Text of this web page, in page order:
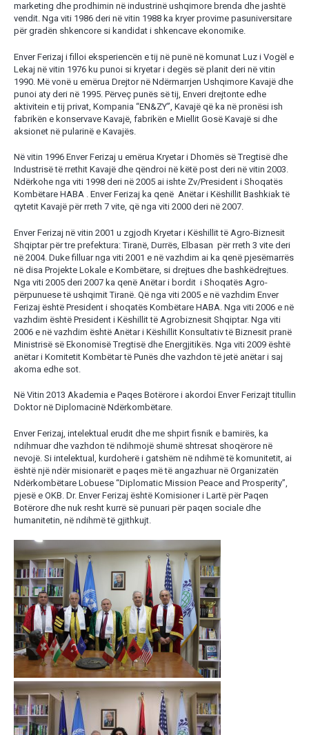
marketing dhe prodhimin në industrinë ushqimore brenda dhe jashtë
vendit. Nga viti 1986 deri në vitin 1988 ka kryer provime pasuniversitare
për gradën shkencore si kandidat i shkencave ekonomike.
Enver Ferizaj i filloi eksperiencën e tij në punë në komunat Luz i Vogël e
Lekaj në vitin 1976 ku punoi si kryetar i degës së planit deri në vitin
1990. Më vonë u emërua Drejtor në Ndërmarrjen Ushqimore Kavajë dhe
punoi aty deri në 1995. Përveç punës së tij, Enveri drejtonte edhe
aktivitein e tij privat, Kompania “EN&ZY”, Kavajë që ka në pronësi ish
fabrikën e konservave Kavajë, fabrikën e Miellit Gosë Kavajë si dhe
aksionet në pularinë e Kavajës.
Në vitin 1996 Enver Ferizaj u emërua Kryetar i Dhomës së Tregtisë dhe
Industrisë të rrethit Kavajë dhe qëndroi në këtë post deri në vitin 2003.
Ndërkohe nga viti 1998 deri në 2005 ai ishte Zv/President i Shoqatës
Kombëtare HABA . Enver Ferizaj ka qenë Anëtar i Këshillit Bashkiak të
qytetit Kavajë për rreth 7 vite, që nga viti 2000 deri në 2007.
Enver Ferizaj në vitin 2001 u zgjodh Kryetar i Këshillit të Agro-Biznesit
Shqiptar për tre prefektura: Tiranë, Durrës, Elbasan për rreth 3 vite deri
në 2004. Duke filluar nga viti 2001 e në vazhdim ai ka qenë pjesëmarrës
në disa Projekte Lokale e Kombëtare, si drejtues dhe bashkëdrejtues.
Nga viti 2005 deri 2007 ka qenë Anëtar i bordit i Shoqatës Agro-
përpunuese të ushqimit Tiranë. Që nga viti 2005 e në vazhdim Enver
Ferizaj është President i shoqatës Kombëtare HABA. Nga viti 2006 e në
vazhdim është President i Këshillit të Agrobiznesit Shqiptar. Nga viti
2006 e në vazhdim është Anëtar i Këshillit Konsultativ të Biznesit pranë
Ministrisë së Ekonomisë Tregtisë dhe Energjitikës. Nga viti 2009 është
anëtar i Komitetit Kombëtar të Punës dhe vazhdon të jetë anëtar i saj
akoma edhe sot.
Në Vitin 2013 Akademia e Paqes Botërore i akordoi Enver Ferizajt titullin
Doktor në Diplomacinë Ndërkombëtare.
Enver Ferizaj, intelektual erudit dhe me shpirt fisnik e bamirës, ka
ndihmuar dhe vazhdon të ndihmojë shumë shtresat shoqërore në
nevojë. Si intelektual, kurdoherë i gatshëm në ndihmë të komunitetit, ai
është një ndër misionarët e paqes më të angazhuar në Organizatën
Ndërkombëtare Lobuese “Diplomatic Mission Peace and Prosperity”,
pjesë e OKB. Dr. Enver Ferizaj është Komisioner i Lartë për Paqen
Botërore dhe nuk resht kurrë së punuari për paqen sociale dhe
humanitetin, në ndihmë të gjithkujt.